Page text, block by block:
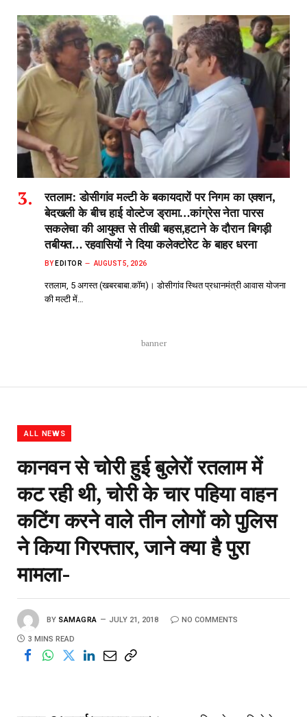
रतलाम: डोसीगांव मल्टी के बकायदारों पर निगम का एक्शन,
बेदखली के बीच हाई वोल्टेज ड्रामा…कांग्रेस नेता पारस
सकलेचा की आयुक्त से तीखी बहस,हटाने के दौरान बिगड़ी
तबीयत… रहवासियों ने दिया कलेक्टोरेट के बाहर धरना
BY EDITOR AUGUST 5, 2026
रतलाम, 5 अगस्त (खबरबाबा.कॉम)। डोसीगांव स्थित प्रधानमंत्री आवास योजना
की मल्टी में…
banner
ALL NEWS
कानवन से चोरी हुई बुलेरों रतलाम में
कट रही थी, चोरी के चार पहिया वाहन
कटिंग करने वाले तीन लोगों को पुलिस
ने किया गिरफ्तार, जाने क्या है पुरा
मामला-
BY SAMAGRA JULY 21, 2018 NO COMMENTS
3 MINS READ